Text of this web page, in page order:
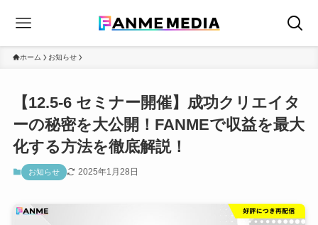
ホーム お知らせ
【12.5-6 セミナー開催】成功クリエイタ
ーの秘密を大公開！FANMEで収益を最大
化する方法を徹底解説！
お知らせ 2025年1月28日